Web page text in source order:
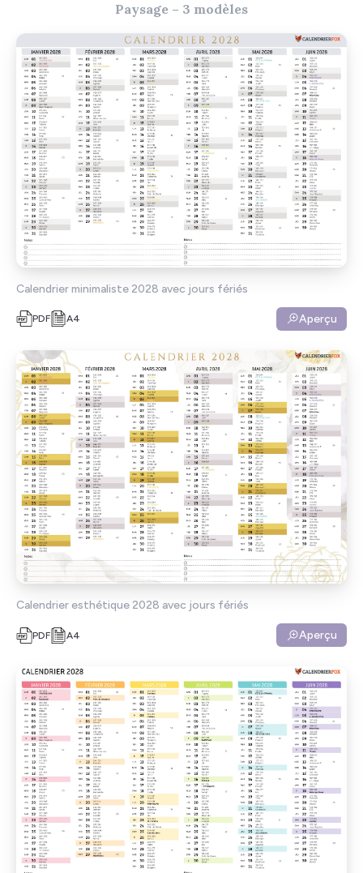
Paysage – 3 modèles
Calendrier minimaliste 2028 avec jours fériés
PDF A4 Aperçu
Calendrier esthétique 2028 avec jours fériés
PDF A4 Aperçu